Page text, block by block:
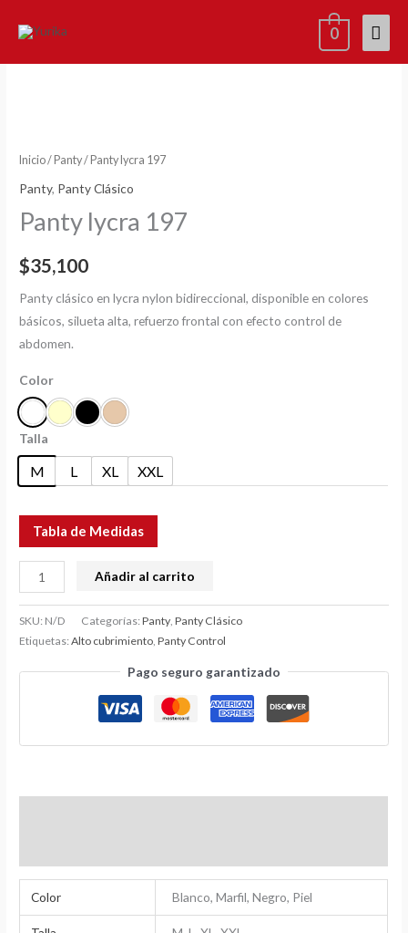
0
Inicio/ Panty/ Panty lycra 197
Panty, Panty Clásico
Panty lycra 197
$35,100
Panty clásico en lycra nylon bidireccional, disponible en colores
básicos, silueta alta, refuerzo frontal con efecto control de
abdomen.
Color
Talla
M L XL XXL
Tabla de Medidas
Panty
Añadir al carrito
SKU: N/D Categorías:Panty,Panty Clásico
Etiquetas:Alto cubrimiento,Panty Control
Pago seguro garantizado
Color Blanco, Marfil, Negro, Piel